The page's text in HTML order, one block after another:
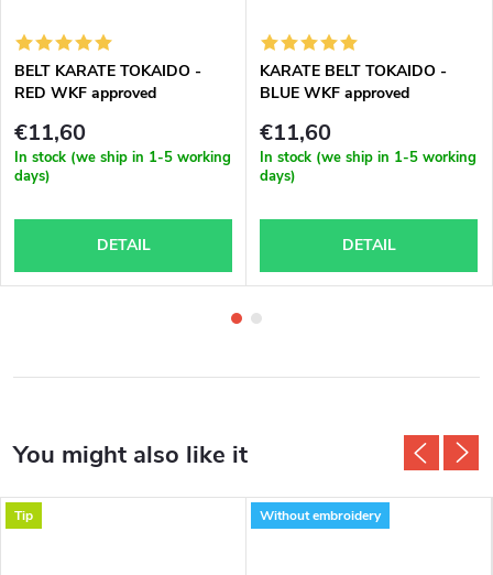
BELT KARATE TOKAIDO -
RED WKF approved
€11,60
In stock (we ship in 1-5 working
days)
DETAIL
KARATE BELT TOKAIDO -
BLUE WKF approved
€11,60
In stock (we ship in 1-5 working
days)
DETAIL
Tip Without embroidery